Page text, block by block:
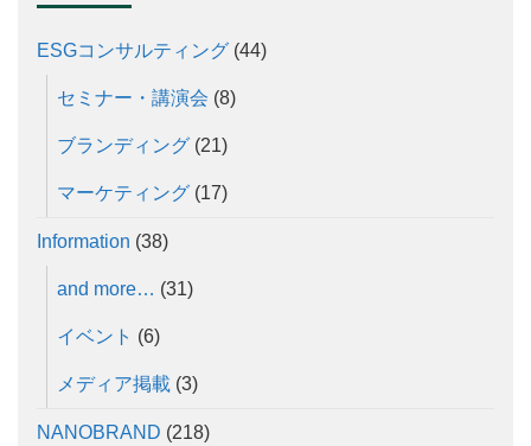
ESGコンサルティング (44)
セミナー・講演会 (8)
ブランディング (21)
マーケティング (17)
Information (38)
and more… (31)
イベント (6)
メディア掲載 (3)
NANOBRAND (218)